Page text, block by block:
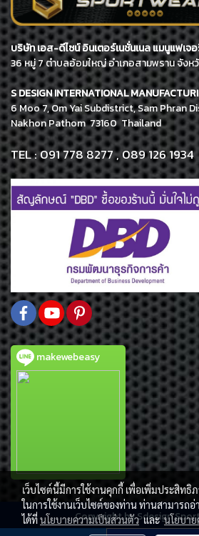
บริษัท เอส-ดีไซน์ อินเตอร์เนชั่นเนล แมนูแฟเจ
36 หมู่ 7 ตำบลอ้อมใหญ่ อำเภอสามพราน จังห
S DESIGN INTERNATIONAL
6 Moo 7, Om Yai Subdistrict, Sam Phran
Nakhon Pathom 73160 Thailand
TEL : 091 778 8277 , 089 126 1934
makewebeasy
Copy right by Sdesign
เว็บไซต์นี้มีการใช้งานคุกกี้ เพื่อเพิ่มประสิท
ในการใช้งานเว็บไซต์ของท่าน ท่านสามารถอ่
ได้ที่นโยบายความเป็นส่วนตัวและนโยบา